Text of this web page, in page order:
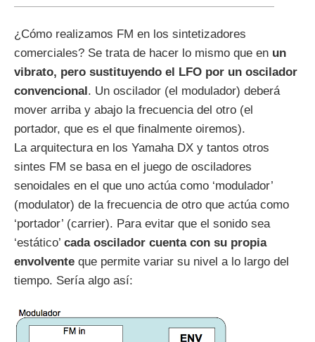
¿Cómo realizamos FM en los sintetizadores
comerciales? Se trata de hacer lo mismo que en un
vibrato, pero sustituyendo el LFO por un oscilador
convencional. Un oscilador (el modulador) deberá
mover arriba y abajo la frecuencia del otro (el
portador, que es el que finalmente oiremos).
La arquitectura en los Yamaha DX y tantos otros
sintes FM se basa en el juego de osciladores
senoidales en el que uno actúa como ‘modulador’
(modulator) de la frecuencia de otro que actúa como
‘portador’ (carrier). Para evitar que el sonido sea
‘estático’ cada oscilador cuenta con su propia
envolvente que permite variar su nivel a lo largo del
tiempo. Sería algo así: